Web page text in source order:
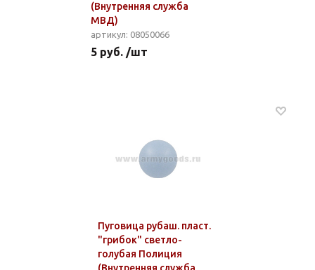
(Внутренняя служба
МВД)
артикул: 08050066
5 руб. /шт
Пуговица рубаш. пласт.
"грибок" светло-
голубая Полиция